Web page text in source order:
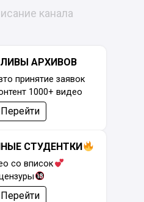
канала
АРХИВОВ
принятие заявок
1000+ видео
Перейти
СТУДЕНТКИ
со вписок
Перейти